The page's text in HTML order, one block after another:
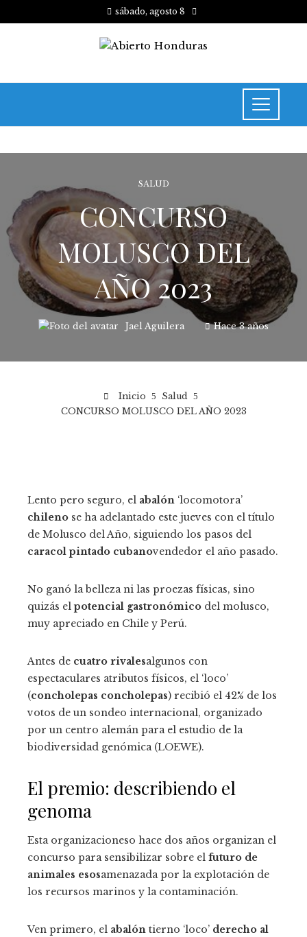
sábado, agosto 8
SALUD
CONCURSO
MOLUSCO DEL
AÑO 2023
Jael Aguilera Hace 3 años
Inicio
Salud
CONCURSO MOLUSCO DEL AÑO 2023
Lento pero seguro, el abalón ‘locomotora’
chileno se ha adelantado este jueves con el título
de Molusco del Año, siguiendo los pasos del
caracol pintado cubanovendedor el año pasado.
No ganó la belleza ni las proezas físicas, sino
quizás elpotencial gastronómico del molusco,
muy apreciado en Chile y Perú.
Antes de cuatro rivalesalgunos con
espectaculares atributos físicos, el ‘loco’
(concholepas concholepas) recibió el 42% de los
votos de un sondeo internacional, organizado
por un centro alemán para el estudio de la
biodiversidad genómica (LOEWE).
El premio: describiendo el
genoma
Esta organizacioneso hace dos años organizan el
concurso para sensibilizar sobre el futuro de
animales esosamenazada por la explotación de
los recursos marinos y la contaminación.
Ven primero, el abalón tierno ‘loco’ derecho al